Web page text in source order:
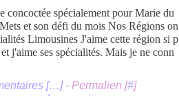
concoctée spécialement pour Marie du
et son défi du mois Nos Régions on
Limousines J'aime cette région si p
j'aime ses spécialités. Mais je ne conn
[…]- Permalien [#]